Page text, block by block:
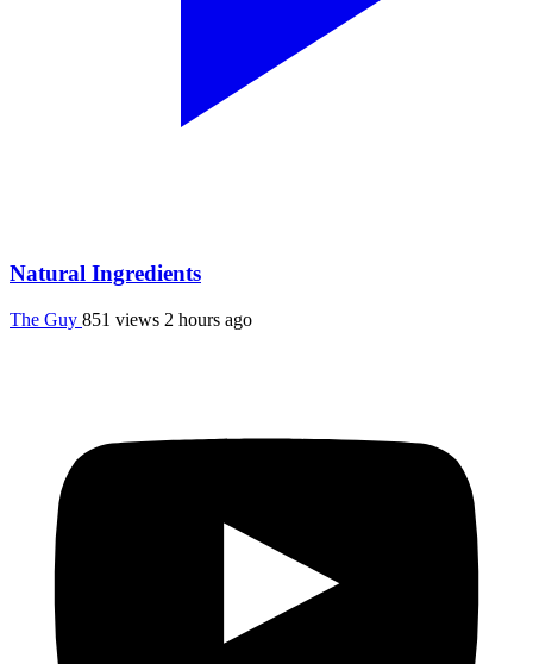
Natural Ingredients
The Guy 851 views 2 hours ago